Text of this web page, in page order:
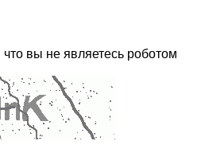
вы не являетесь роботом